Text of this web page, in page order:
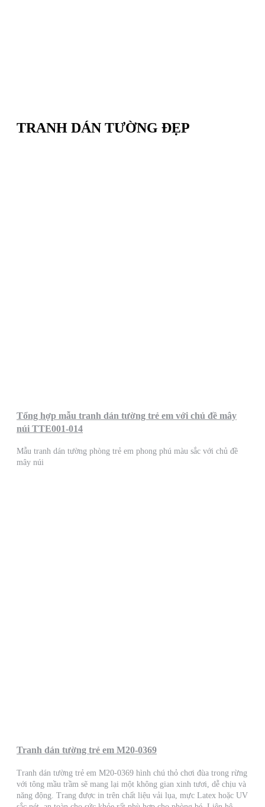
TRANH DÁN TƯỜNG ĐẸP
Tổng hợp mẫu tranh dán tường trẻ em với chủ đề mây
núi TTE001-014
Mẫu tranh dán tường phòng trẻ em phong phú màu sắc với chủ đề
mây núi
Tranh dán tường trẻ em M20-0369
Tranh dán tường trẻ em M20-0369 hình chú thỏ chơi đùa trong rừng
với tông mầu trầm sẽ mang lại một không gian xinh tươi, dễ chịu và
năng động. Trang được in trên chất liệu vải lụa, mực Latex hoặc UV